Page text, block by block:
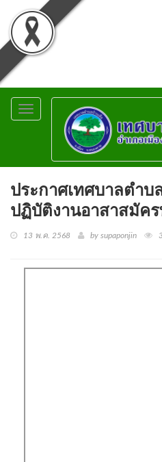
Toggle
navigation
ประกาศเทศบาลตำบ
ปฏิบัติงานอาสาสมั
13 พ.ค. 2568 by supaponjin